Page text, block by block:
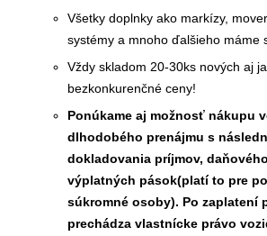
Všetky doplnky ako markízy,
systémy a mnoho ďalšieho máme
Vždy skladom 20-30ks nových aj
bezkonkurenčné ceny!
Ponúkame aj možnosť nákupu
dlhodobého prenájmu s
dokladovania príjmov,
výplatných pások(platí to pre
súkromné osoby). Po zaplatení
prechádza vlastnícke právo